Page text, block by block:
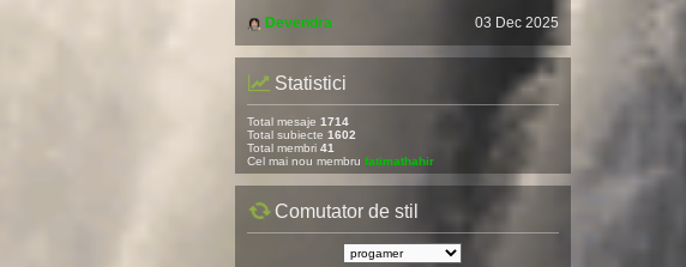
Devendra
03 Dec 2025
Statistici
Total mesaje 1714
Total subiecte 1602
Total membri 41
Cel mai nou membru fatimathahir
Comutator de stil